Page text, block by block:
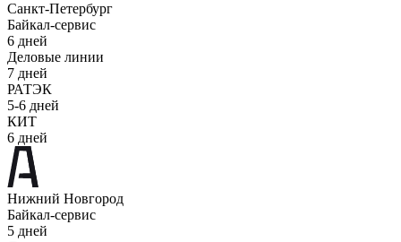
Санкт-Петербург
Байкал-сервис
6 дней
Деловые линии
7 дней
РАТЭК
5-6 дней
КИТ
6 дней
Нижний Новгород
Байкал-сервис
5 дней